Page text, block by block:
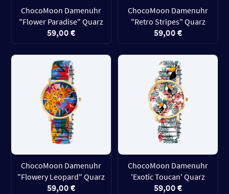
ChocoMoon Damenuhr
"Flower Paradise" Quarz
59,00 €
ChocoMoon Damenuhr
"Retro Stripes" Quarz
59,00 €
ChocoMoon Damenuhr
"Flowery Leopard" Quarz
59,00 €
ChocoMoon Damenuhr
'Exotic Toucan' Quarz
59,00 €